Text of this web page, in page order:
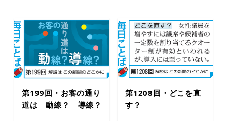
第199回・お客の通り
道は 動線？ 導線？
第1208回・どこを直
す？